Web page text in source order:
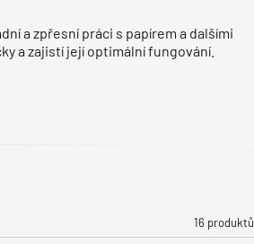
a zpřesní práci s papírem a dalšími
a zajistí její optimální fungování.
16 produktů